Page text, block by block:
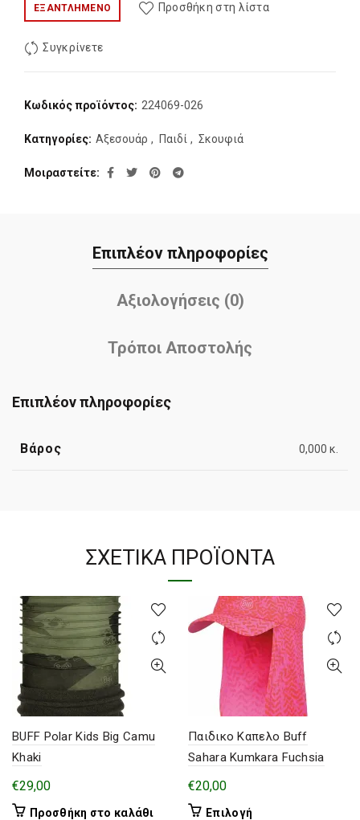
ΕΞΑΝΤΛΗΜΈΝΟ Προσθήκη στη λίστα
Συγκρίνετε
Κωδικός προϊόντος: 224069-026
Κατηγορίες: Αξεσουάρ , Παιδί , Σκουφιά
Μοιραστείτε
Επιπλέον πληροφορίες
Αξιολογήσεις (0)
Τρόποι Αποστολής
Επιπλέον πληροφορίες
Βάρος 0,000 κ.
ΣΧΕΤΙΚΆ ΠΡΟΪΌΝΤΑ
BUFF Polar Kids Big Camu
Khaki
€29,00
Προσθήκη στο καλάθι
Παιδικο Καπελο Buff
Sahara Kumkara Fuchsia
€20,00
Επιλογή